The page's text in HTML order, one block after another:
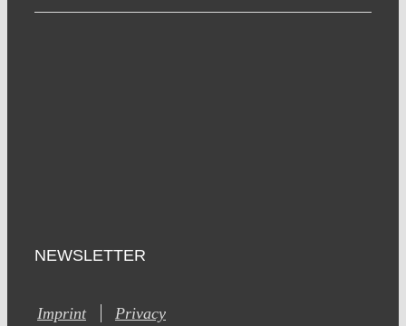
NEWSLETTER
Imprint Privacy